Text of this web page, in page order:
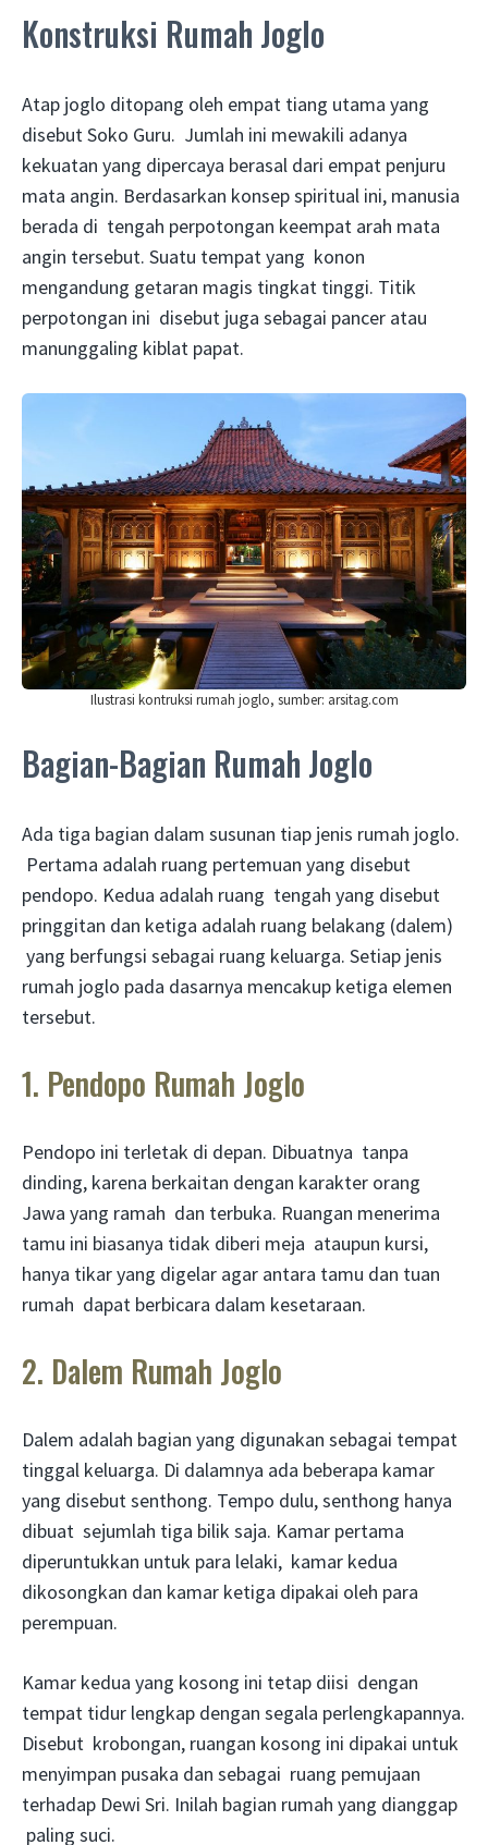
Konstruksi Rumah Joglo
Atap joglo ditopang oleh empat tiang utama yang
disebut Soko Guru. Jumlah ini mewakili adanya
kekuatan yang dipercaya berasal dari empat penjuru
mata angin. Berdasarkan konsep spiritual ini, manusia
berada di tengah perpotongan keempat arah mata
angin tersebut. Suatu tempat yang konon
mengandung getaran magis tingkat tinggi. Titik
perpotongan ini disebut juga sebagai pancer atau
manunggaling kiblat papat.
Ilustrasi kontruksi rumah joglo, sumber: arsitag.com
Bagian-Bagian Rumah Joglo
Ada tiga bagian dalam susunan tiap jenis rumah joglo.
Pertama adalah ruang pertemuan yang disebut
pendopo. Kedua adalah ruang tengah yang disebut
pringgitan dan ketiga adalah ruang belakang (dalem)
yang berfungsi sebagai ruang keluarga. Setiap jenis
rumah joglo pada dasarnya mencakup ketiga elemen
tersebut.
1. Pendopo Rumah Joglo
Pendopo ini terletak di depan. Dibuatnya tanpa
dinding, karena berkaitan dengan karakter orang
Jawa yang ramah dan terbuka. Ruangan menerima
tamu ini biasanya tidak diberi meja ataupun kursi,
hanya tikar yang digelar agar antara tamu dan tuan
rumah dapat berbicara dalam kesetaraan.
2. Dalem Rumah Joglo
Dalem adalah bagian yang digunakan sebagai tempat
tinggal keluarga. Di dalamnya ada beberapa kamar
yang disebut senthong. Tempo dulu, senthong hanya
dibuat sejumlah tiga bilik saja. Kamar pertama
diperuntukkan untuk para lelaki, kamar kedua
dikosongkan dan kamar ketiga dipakai oleh para
perempuan.
Kamar kedua yang kosong ini tetap diisi dengan
tempat tidur lengkap dengan segala perlengkapannya.
Disebut krobongan, ruangan kosong ini dipakai untuk
menyimpan pusaka dan sebagai ruang pemujaan
terhadap Dewi Sri. Inilah bagian rumah yang dianggap
paling suci.